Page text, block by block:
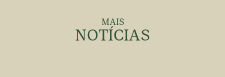
MAIS
NOTÍCIAS